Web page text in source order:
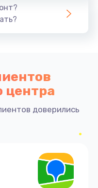
центра
доверились